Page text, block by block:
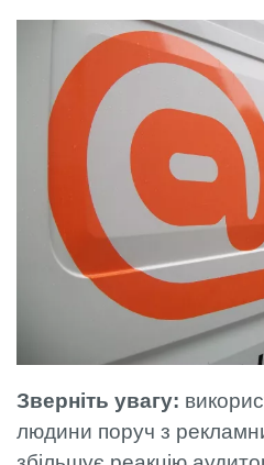
Зверніть увагу:
людини поруч з